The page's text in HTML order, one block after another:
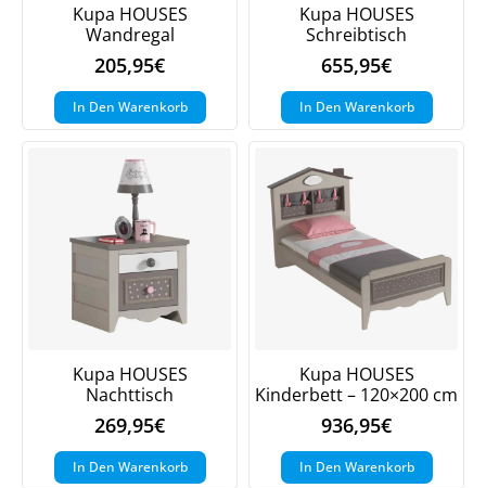
Kupa HOUSES
Wandregal
205,95€
In Den Warenkorb
Kupa HOUSES
Schreibtisch
655,95€
In Den Warenkorb
Kupa HOUSES
Nachttisch
269,95€
In Den Warenkorb
Kupa HOUSES
Kinderbett – 120×200 cm
936,95€
In Den Warenkorb